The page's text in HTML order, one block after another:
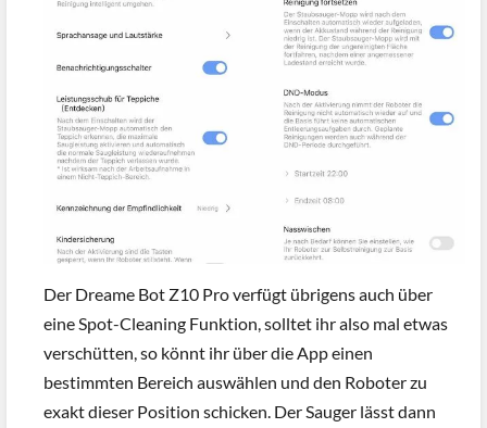
Der Dreame Bot Z10 Pro verfügt übrigens auch über
eine Spot-Cleaning Funktion, solltet ihr also mal etwas
verschütten, so könnt ihr über die App einen
bestimmten Bereich auswählen und den Roboter zu
exakt dieser Position schicken. Der Sauger lässt dann